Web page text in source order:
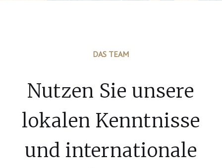
DAS TEAM
Nutzen Sie unsere
lokalen Kenntnisse
und internationale